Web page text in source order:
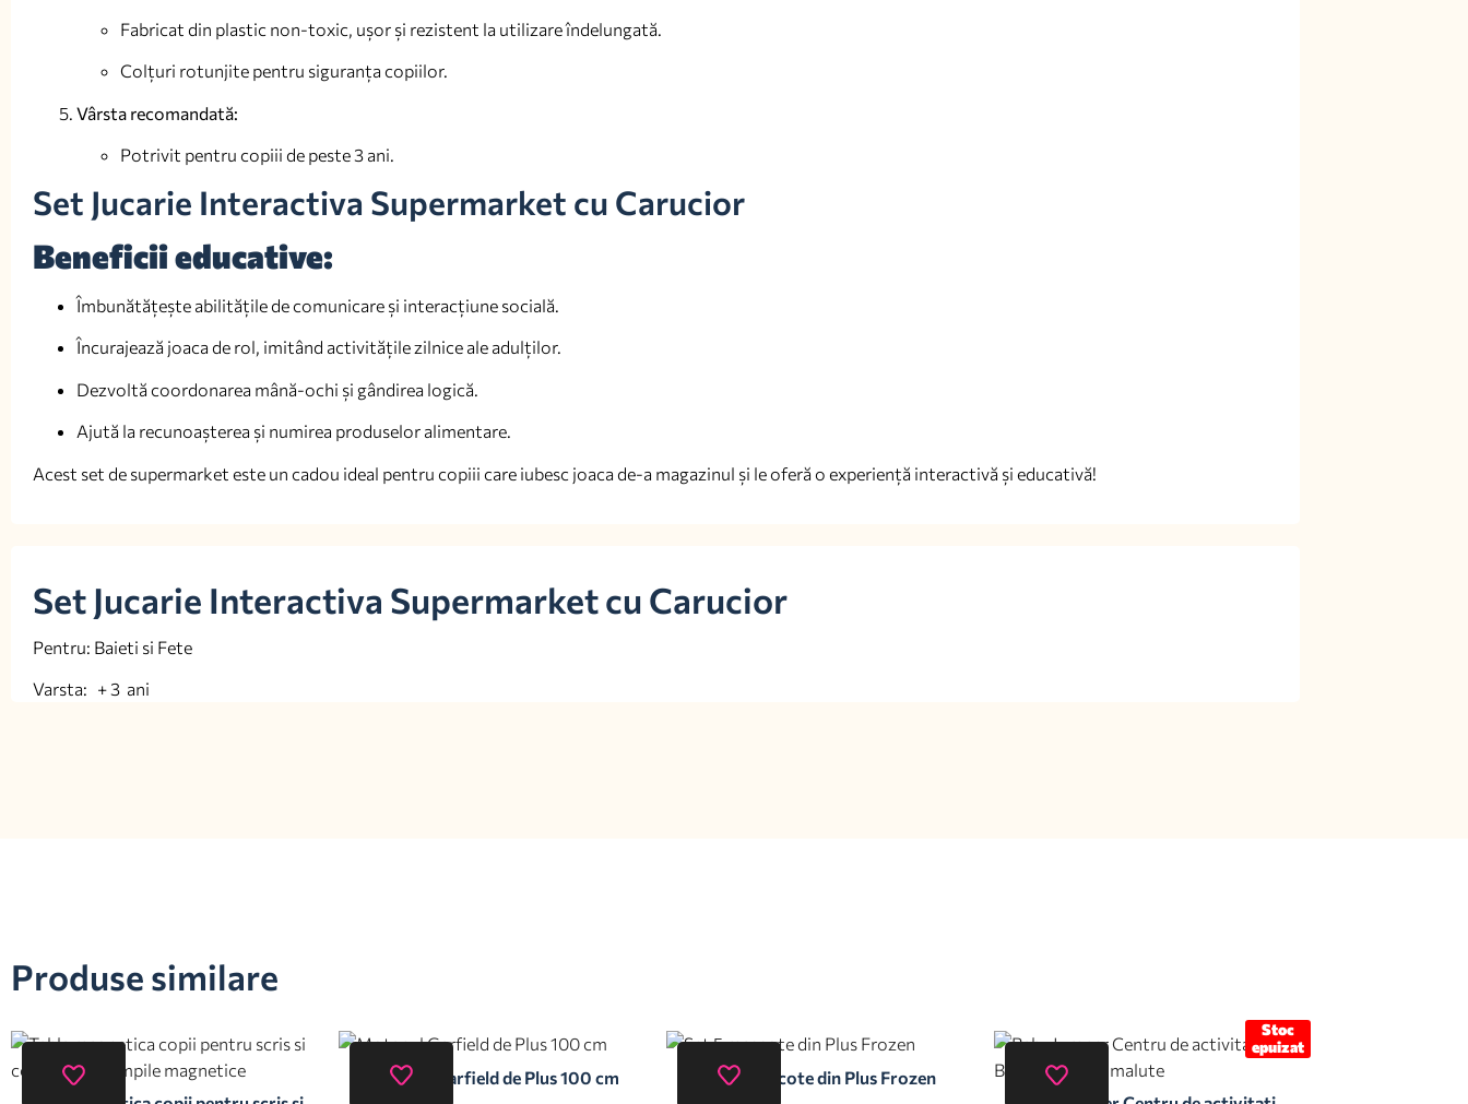
Fabricat din plastic non-toxic, ușor și rezistent la utilizare îndelungată.
Colțuri rotunjite pentru siguranța copiilor.
Vârsta recomandată:
Potrivit pentru copiii de peste 3 ani.
Set Jucarie Interactiva Supermarket cu Carucior
Beneficii educative:
Îmbunătățește abilitățile de comunicare și interacțiune socială.
Încurajează joaca de rol, imitând activitățile zilnice ale adulților.
Dezvoltă coordonarea mână-ochi și gândirea logică.
Ajută la recunoașterea și numirea produselor alimentare.
Acest set de supermarket este un cadou ideal pentru copiii care iubesc joaca de-a magazinul și le oferă o experiență interactivă și educativă!
Set Jucarie Interactiva Supermarket cu Carucior
Pentru: Baieti si Fete
Varsta: + 3 ani
Produse similare
Motanul Garfield de Plus 100 cm Set 5 mascote din Plus Frozen
Stoc
epuizat